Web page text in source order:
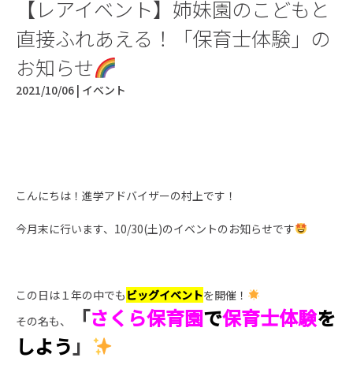
【レアイベント】姉妹園のこどもと
直接ふれあえる！「保育士体験」の
お知らせ
2021/10/06 | イベント
こんにちは！進学アドバイザーの村上です！
今月末に行います、10/30(土)のイベントのお知らせです
この日は１年の中でも ビッグイベントを開催！
その名も、
「さくら保育園で保育士体験を
しよう」